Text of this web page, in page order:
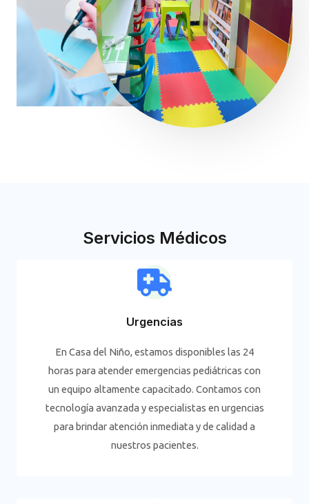
Servicios Médicos
Urgencias
En Casa del Niño, estamos disponibles las 24
horas para atender emergencias pediátricas con
un equipo altamente capacitado. Contamos con
tecnología avanzada y especialistas en urgencias
para brindar atención inmediata y de calidad a
nuestros pacientes.